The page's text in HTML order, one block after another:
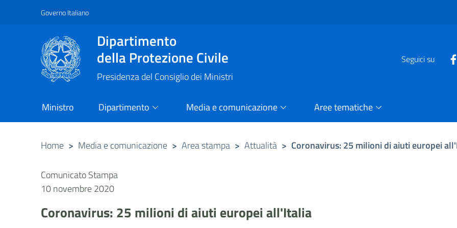
Vai al contenuto principale
Raggiungi il piè di pagina
Governo Italiano
Dipartimento
della Protezione Civile
Presidenza del Consiglio dei Ministri
Seguici su
Ministro Dipartimento Media e comunicazione Aree tematiche
Home > Media e comunicazione > Area stampa > Attualità > Coronavirus: 25 milioni di aiuti europei
Comunicato Stampa
10 novembre 2020
Coronavirus: 25 milioni di aiuti europei all'Italia